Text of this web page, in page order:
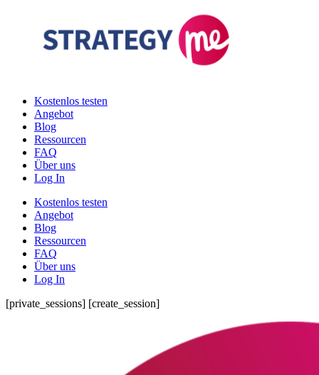
Kostenlos testen
Angebot
Blog
Ressourcen
FAQ
Über uns
Log In
Kostenlos testen
Angebot
Blog
Ressourcen
FAQ
Über uns
Log In
[private_sessions] [create_session]